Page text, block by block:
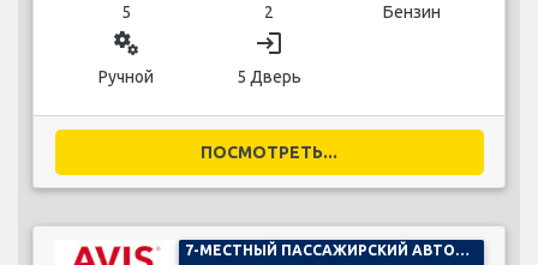
5 2 Бензин
miscellaneous_services
Ручной
login
5 Дверь
ПОСМОТРЕТЬ...